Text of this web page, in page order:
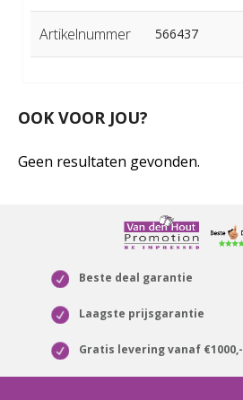
Artikelnummer 566437
OOK VOOR JOU?
Geen resultaten gevonden.
Beste deal garantie
Laagste prijsgarantie
Gratis levering vanaf €1000,-